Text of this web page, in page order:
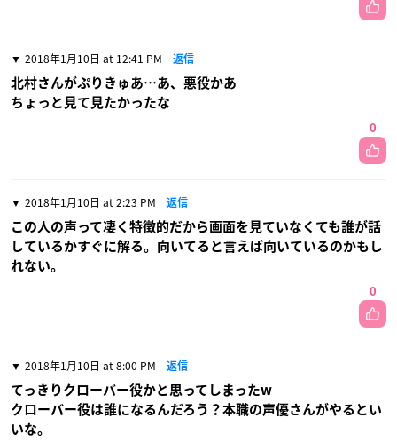
2018年1月10日 at 12:41 PM 返信
北村さんがぷりきゅあ…あ、悪役かあ
ちょっと見て見たかったな
0
2018年1月10日 at 2:23 PM 返信
この人の声って凄く特徴的だから画面を見ていなくても誰が話
しているかすぐに解る。向いてると言えば向いているのかもし
れない。
0
2018年1月10日 at 8:00 PM 返信
てっきりクローバー役かと思ってしまったw
クローバー役は誰になるんだろう？本職の声優さんがやるとい
いな。